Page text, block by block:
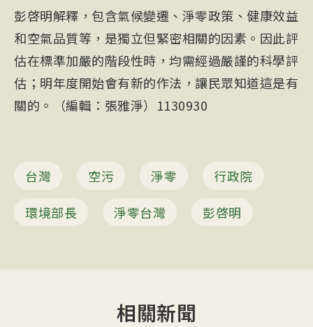
彭啓明解釋，包含氣候變遷、淨零政策、健康效益
和空氣品質等，是獨立但緊密相關的因素。因此評
估在標準加嚴的階段性時，均需經過嚴謹的科學評
估；明年度開始會有新的作法，讓民眾知道這是有
關的。（編輯：張雅淨）1130930
台灣 空污 淨零
行政院
環境部長
淨零台灣 彭啓明
相關新聞